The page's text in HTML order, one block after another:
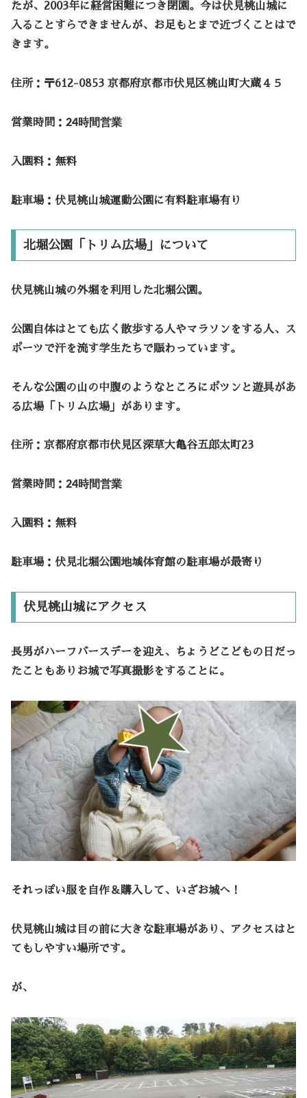
たが、2003年に経営困難につき閉園。今は伏見桃山城に
入ることすらできませんが、お足もとまで近づくことはで
きます。
住所：〒612-0853 京都府京都市伏見区桃山町大蔵４５
営業時間： 24時間営業
入園料：無料
駐車場：伏見桃山城運動公園に有料駐車場有り
北堀公園「トリム広場」について
伏見桃山城の外堀を利用した北堀公園。
公園自体はとても広く散歩する人やマラソンをする人、ス
ポーツで汗を流す学生たちで賑わっています。
そんな公園の山の中腹のようなところにポツンと遊具があ
る広場「トリム広場」があります。
住所：京都府京都市伏見区深草大亀谷五郎太町23
営業時間： 24時間営業
入園料：無料
駐車場：伏見北堀公園地域体育館の駐車場が最寄り
伏見桃山城にアクセス
長男がハーフバースデーを迎え、ちょうどこどもの日だっ
たこともありお城で写真撮影をすることに。
それっぽい服を自作＆購入して、いざお城へ！
伏見桃山城は目の前に大きな駐車場があり、アクセスはと
てもしやすい場所です。
が、